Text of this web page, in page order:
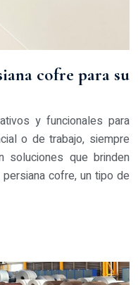
cofre para su
y funcionales para
o de trabajo, siempre
soluciones que brinden
cofre, un tipo de